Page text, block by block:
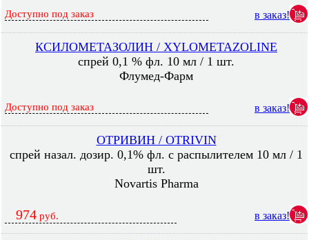
Доступно под заказ в заказ!
КСИЛОМЕТАЗОЛИН / XYLOMETAZOLINE
спрей 0,1 % фл. 10 мл / 1 шт.
Флумед-Фарм
Доступно под заказ в заказ!
ОТРИВИН / OTRIVIN
спрей назал. дозир. 0,1% фл. с распылителем 10 мл / 1
шт.
Novartis Pharma
974 руб. в заказ!